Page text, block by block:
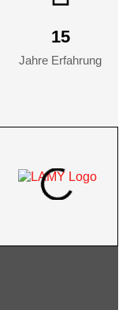
15
Jahre Erfahrung